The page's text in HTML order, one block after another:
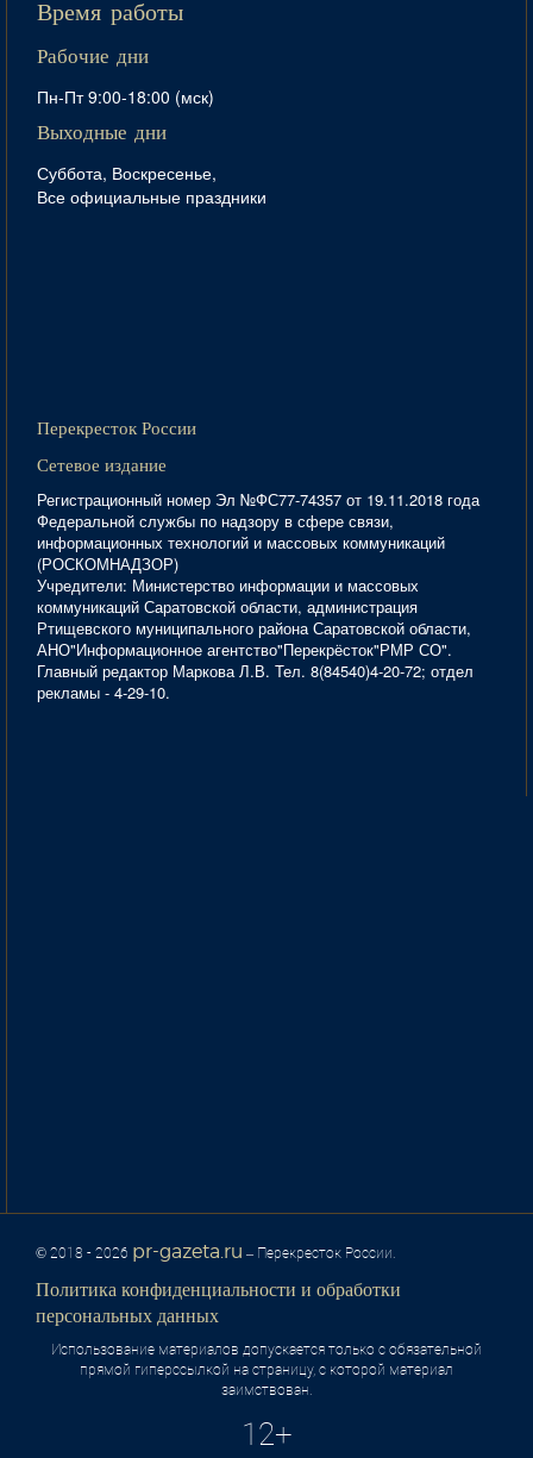
Время работы
Рабочие дни
Пн-Пт 9:00-18:00 (мск)
Выходные дни
Суббота, Воскресенье,
Все официальные праздники
Перекресток России
Сетевое издание
Регистрационный номер Эл №ФС77-74357 от 19.11.2018 года
Федеральной службы по надзору в сфере связи,
информационных технологий и массовых коммуникаций
(РОСКОМНАДЗОР)
Учредители: Министерство информации и массовых
коммуникаций Саратовской области, администрация
Ртищевского муниципального района Саратовской области,
АНО"Информационное агентство"Перекрёсток"РМР СО".
Главный редактор Маркова Л.В. Тел. 8(84540)4-20-72; отдел
рекламы - 4-29-10.
© 2018 - 2026 pr-gazeta.ru – Перекресток России.
Политика конфиденциальности и обработки
персональных данных
Использование материалов допускается только с обязательной
прямой гиперссылкой на страницу, с которой материал
заимствован.
12+